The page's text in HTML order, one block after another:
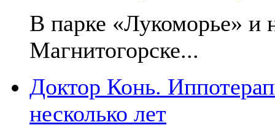
В парке «Лукоморье» и
Магнитогорске...
Доктор Конь.
несколько лет